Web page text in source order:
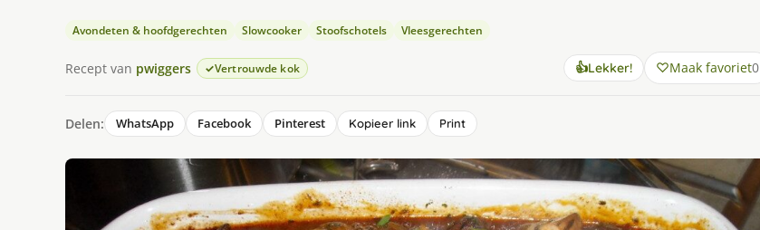
Avondeten & hoofdgerechten Slowcooker Stoofschotels Vleesgerechten
Recept van pwiggers Vertrouwde kok 👍Lekker! Maak favoriet0
Delen: WhatsApp Facebook Pinterest Kopieer link Print